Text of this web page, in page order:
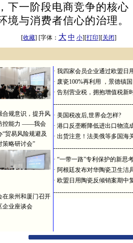
下一阶段电商竞争的核心
境与消费者信心的治理。
[收藏] [字体： 大 中 小][打印][关闭]
合规意识，提升风
控能力 ——我会
“贸易风险规避及
策略研讨会”
在泉州和厦门召开
企业座谈会
· 我四家会员企业通过欧盟日
· 废瓷100%再利用 ，景德镇
· 告别营业税，拥抱增值税新
· 美国税改后,世界会怎样?
· 港口反垄断降低进出口物流
· 出货注意！法美俄等多国海
· “一带一路”专利保护的新思
· 阿根廷发布对华陶瓷卫生洁
· 欧盟日用陶瓷反倾销案期中